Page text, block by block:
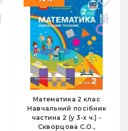
Математика 2 клас
Навчальний посібник
частина 2 (у 3-х ч.) -
Скворцова С.О.,